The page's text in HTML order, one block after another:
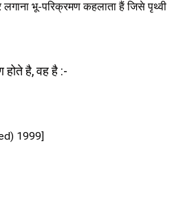
लगाना भू-परिक्रमण कहलाता हैं जिसे पृथ्वी
होते है, वह है :-
1999]